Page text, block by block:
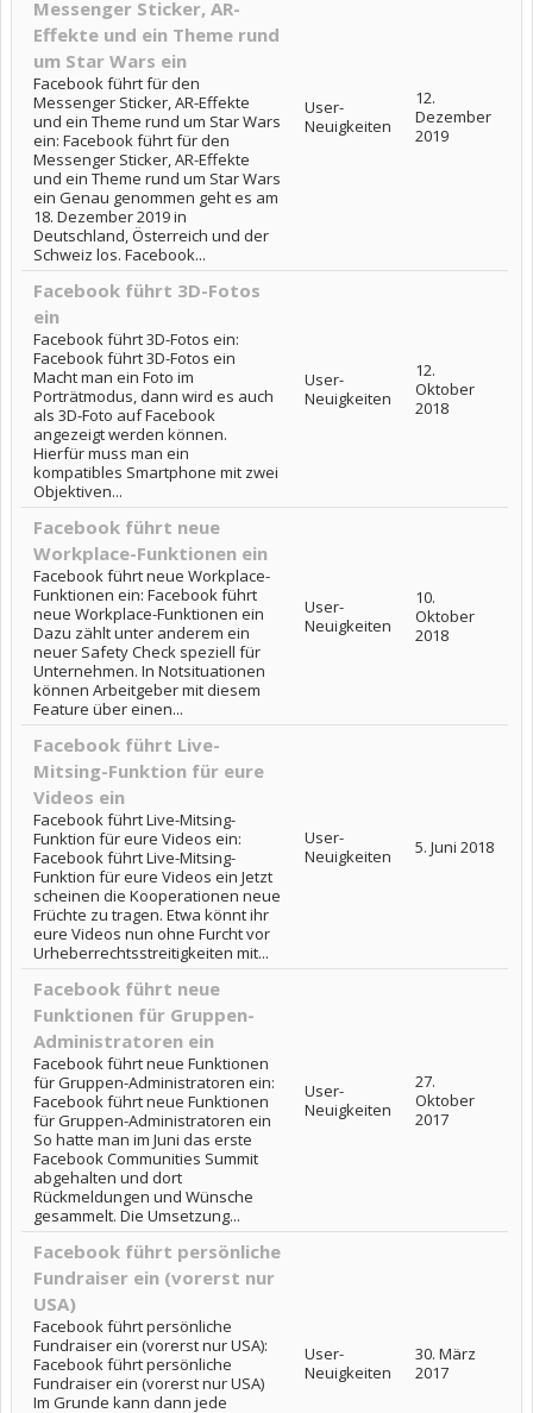
Messenger Sticker, AR-
Effekte und ein Theme rund
um Star Wars ein
Facebook führt für den
Messenger Sticker, AR-Effekte
und ein Theme rund um Star Wars
ein: Facebook führt für den
Messenger Sticker, AR-Effekte
und ein Theme rund um Star Wars
ein Genau genommen geht es am
18. Dezember 2019 in
Deutschland, Österreich und der
Schweiz los. Facebook...
User-
Neuigkeiten
12.
Dezember
2019
Facebook führt 3D-Fotos
ein
Facebook führt 3D-Fotos ein:
Facebook führt 3D-Fotos ein
Macht man ein Foto im
Porträtmodus, dann wird es auch
als 3D-Foto auf Facebook
angezeigt werden können.
Hierfür muss man ein
kompatibles Smartphone mit zwei
Objektiven...
User-
Neuigkeiten
12.
Oktober
2018
Facebook führt neue
Workplace-Funktionen ein
Facebook führt neue Workplace-
Funktionen ein: Facebook führt
neue Workplace-Funktionen ein
Dazu zählt unter anderem ein
neuer Safety Check speziell für
Unternehmen. In Notsituationen
können Arbeitgeber mit diesem
Feature über einen...
User-
Neuigkeiten
10.
Oktober
2018
Facebook führt Live-
Mitsing-Funktion für eure
Videos ein
Facebook führt Live-Mitsing-
Funktion für eure Videos ein:
Facebook führt Live-Mitsing-
Funktion für eure Videos ein Jetzt
scheinen die Kooperationen neue
Früchte zu tragen. Etwa könnt ihr
eure Videos nun ohne Furcht vor
Urheberrechtsstreitigkeiten mit...
User-
Neuigkeiten
5. Juni 2018
Facebook führt neue
Funktionen für Gruppen-
Administratoren ein
Facebook führt neue Funktionen
für Gruppen-Administratoren ein:
Facebook führt neue Funktionen
für Gruppen-Administratoren ein
So hatte man im Juni das erste
Facebook Communities Summit
abgehalten und dort
Rückmeldungen und Wünsche
gesammelt. Die Umsetzung...
User-
Neuigkeiten
27.
Oktober
2017
Facebook führt persönliche
Fundraiser ein (vorerst nur
USA)
Facebook führt persönliche
Fundraiser ein (vorerst nur USA):
Facebook führt persönliche
Fundraiser ein (vorerst nur USA)
Im Grunde kann dann jede
User-
Neuigkeiten
30. März
2017